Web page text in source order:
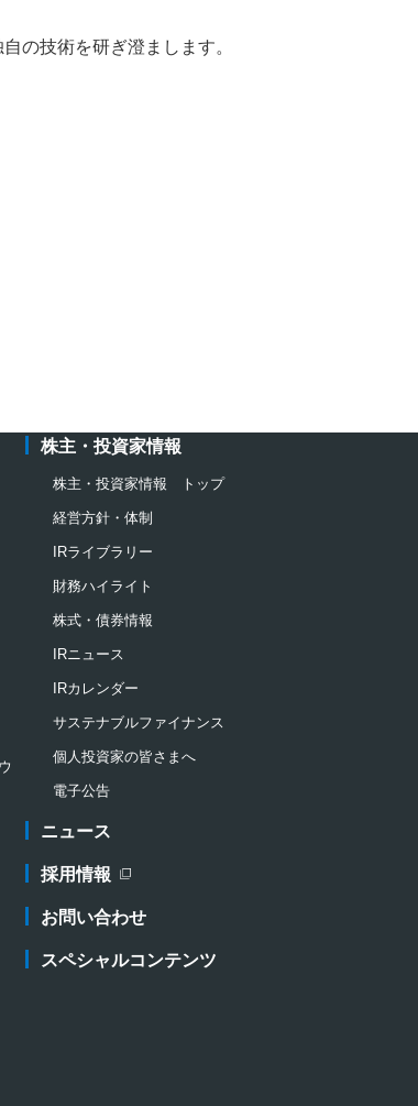
の技術を研ぎ澄まします。
株主・投資家情報
株主・投資家情報 トップ
経営方針・体制
IRライブラリー
財務ハイライト
株式・債券情報
IRニュース
IRカレンダー
サステナブルファイナンス
個人投資家の皆さまへ
電子公告
ニュース
採用情報
お問い合わせ
スペシャルコンテンツ